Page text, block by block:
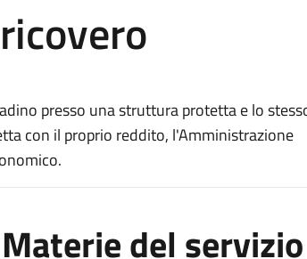
presso una struttura protetta e lo
con il proprio reddito, l'Amministrazione
Materie del servizio